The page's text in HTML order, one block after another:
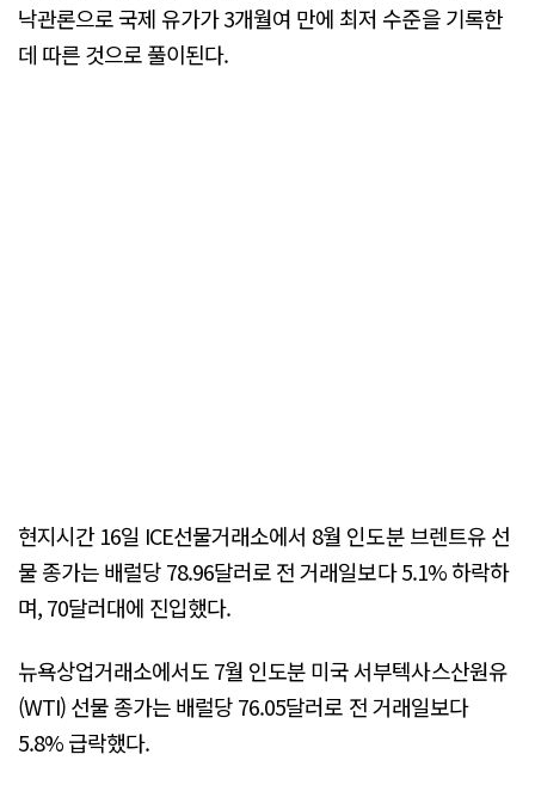
낙관론으로 국제 유가가 3개월여 만에 최저 수준을 기록한
데 따른 것으로 풀이된다.
현지시간 16일 ICE선물거래소에서 8월 인도분 브렌트유 선
물 종가는 배럴당 78.96달러로 전 거래일보다 5.1% 하락하
며, 70달러대에 진입했다.
뉴욕상업거래소에서도 7월 인도분 미국 서부텍사스산원유
(WTI) 선물 종가는 배럴당 76.05달러로 전 거래일보다
5.8% 급락했다.